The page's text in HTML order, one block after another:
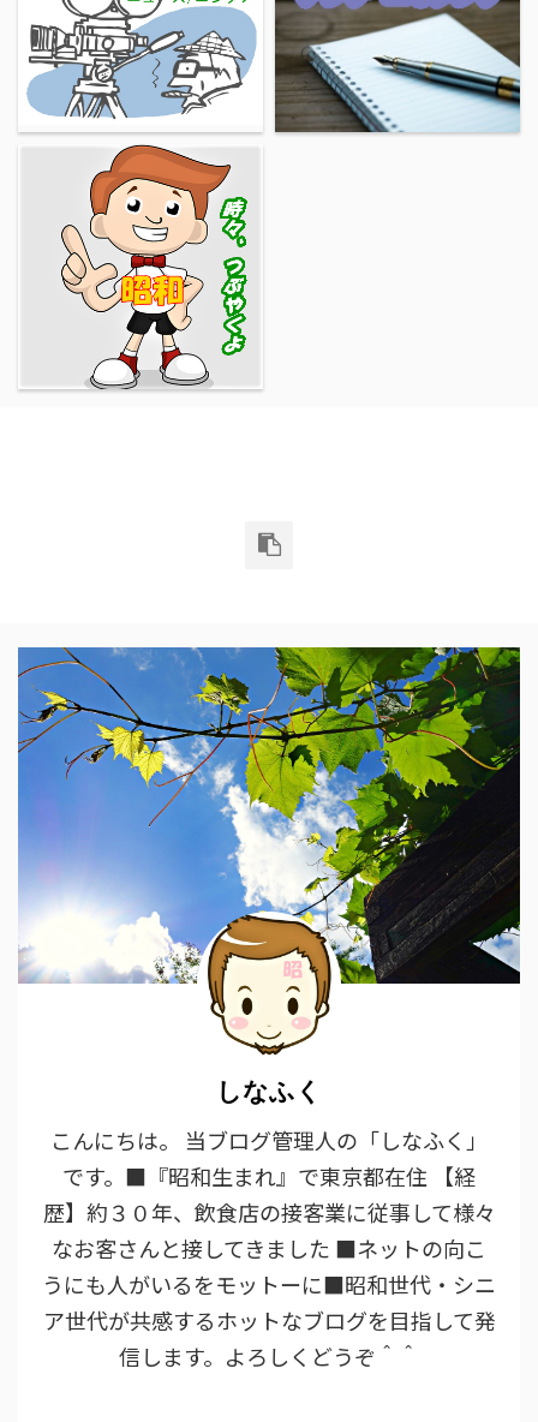
しなふく
こんにちは。 当ブログ管理人の「しなふく」
です。■『昭和生まれ』で東京都在住 【経
歴】約３０年、飲食店の接客業に従事して様々
なお客さんと接してきました ■ネットの向こ
うにも人がいるをモットーに■昭和世代・シニ
ア世代が共感するホットなブログを目指して発
信します。よろしくどうぞ＾＾